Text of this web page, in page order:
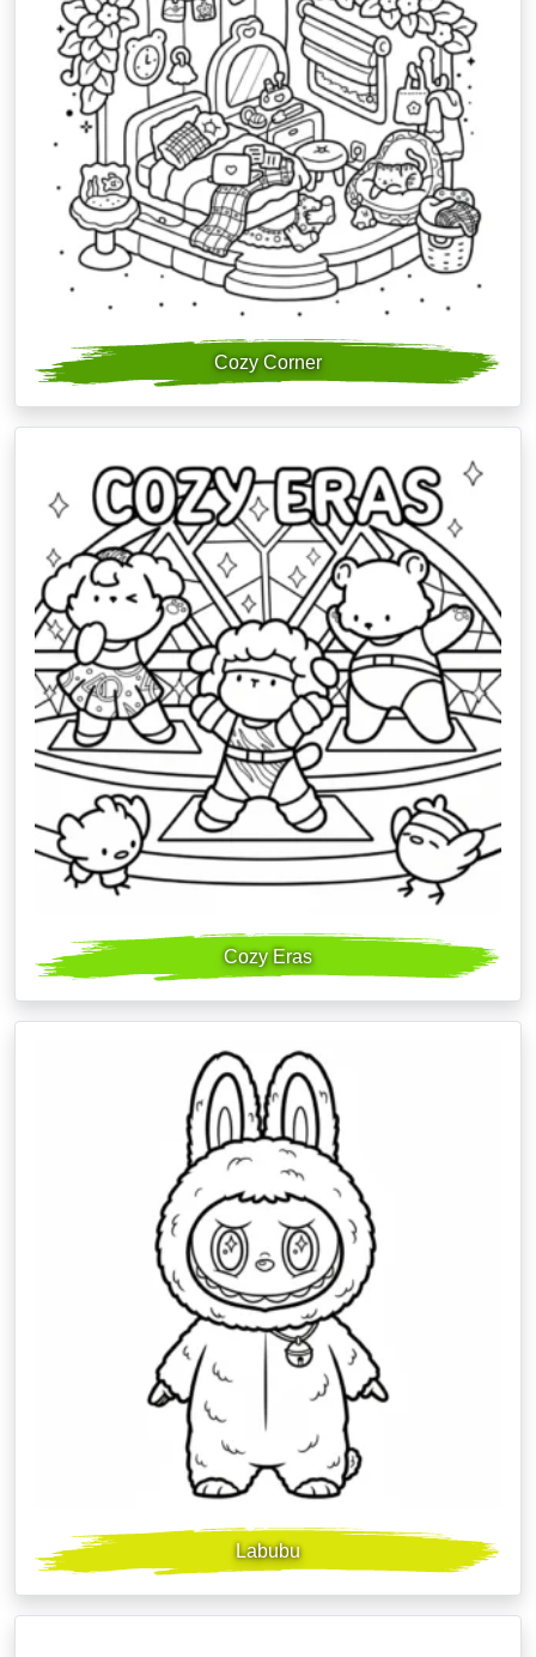
Cozy Corner
Cozy Eras
Labubu